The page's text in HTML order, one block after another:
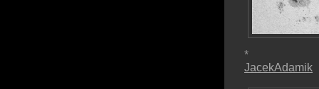
*
JacekAdamik